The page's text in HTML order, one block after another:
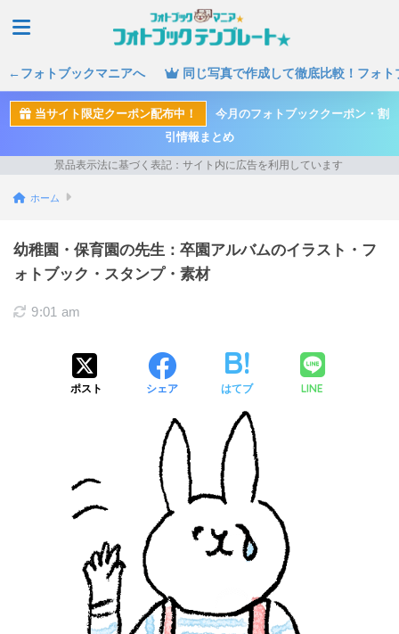
←フォトブックマニアへ 同じ写真で作成して徹底比較！フォ
当サイト限定クーポン配布中！
今月のフォトブッククーポン・割
引情報まとめ
ホーム
幼稚園・保育園の先生：卒園アルバムのイラスト・フ
ォトブック・スタンプ・素材
9:01 am
ポスト シェア はてブ LINE